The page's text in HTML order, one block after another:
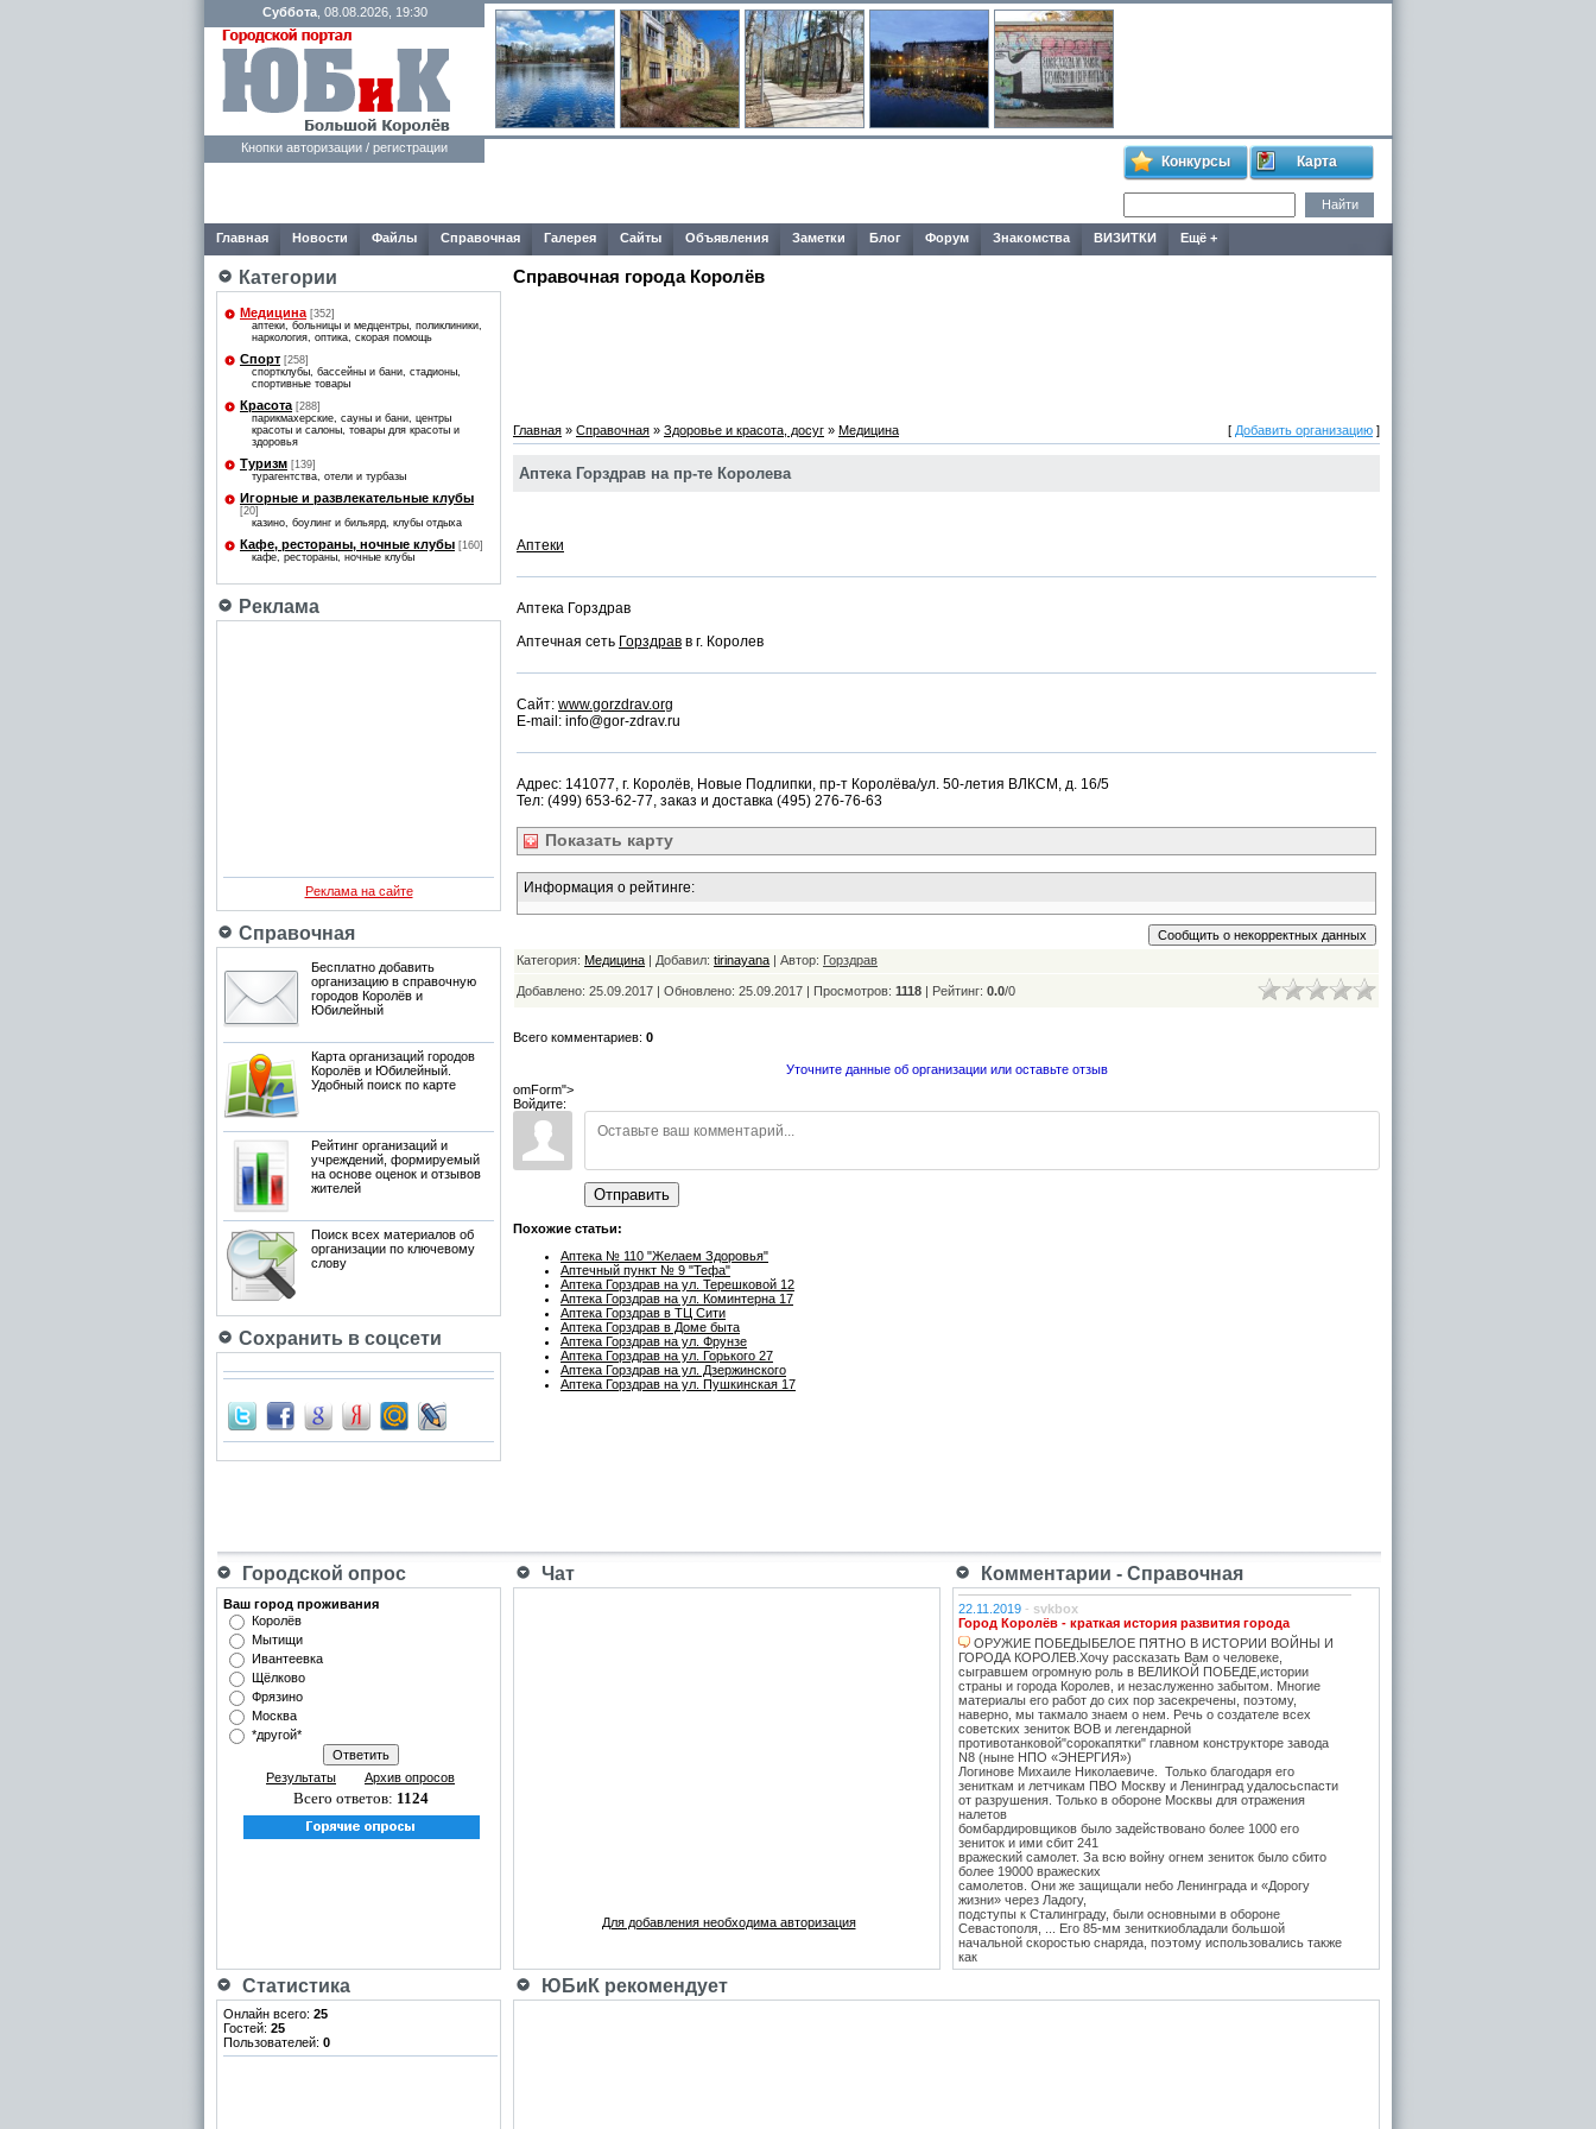
Суббота, 08.08.2026, 19:30
Кнопки авторизации / регистрации
Конкурсы Карта
Главная Новости Файлы Справочная Галерея Сайты Объявления Заметки Блог Форум Знакомства ВИЗИТКИ Ещё +
Категории
Медицина [352]
аптеки, больницы и медцентры, поликлиники,
наркология, оптика, скорая помощь
Спорт [258]
спортклубы, бассейны и бани, стадионы,
спортивные товары
Красота [288]
парикмахерские, сауны и бани, центры
красоты и салоны, товары для красоты и
здоровья
Туризм [139]
турагентства, отели и турбазы
Игорные и развлекательные клубы
[20]
казино, боулинг и бильярд, клубы отдыха
Кафе, рестораны, ночные клубы [160]
кафе, рестораны, ночные клубы
Реклама
Реклама на сайте
Справочная
Бесплатно добавить
организацию в справочную
городов Королёв и
Юбилейный
Карта организаций городов
Королёв и Юбилейный.
Удобный поиск по карте
Рейтинг организаций и
учреждений, формируемый
на основе оценок и отзывов
жителей
Поиск всех материалов об
организации по ключевому
слову
Сохранить в соцсети
Справочная города Королёв
Главная » Справочная » Здоровье и красота, досуг » Медицина [ Добавить организацию ]
Аптека Горздрав на пр-те Королева
Аптеки
Аптека Горздрав
Аптечная сеть Горздрав в г. Королев
Сайт: www.gorzdrav.org
E-mail: info@gor-zdrav.ru
Адрес: 141077, г. Королёв, Новые Подлипки, пр-т Королёва/ул. 50-летия ВЛКСМ, д. 16/5
Тел: (499) 653-62-77, заказ и доставка (495) 276-76-63
Показать карту
Информация о рейтинге:
Категория: Медицина | Добавил: tirinayana | Автор: Горздрав
Добавлено: 25.09.2017 | Обновлено: 25.09.2017 | Просмотров: 1118 | Рейтинг: 0.0/0
Всего комментариев: 0
Уточните данные об организации или оставьте отзыв
omForm">
Войдите:
Отправить
Похожие статьи:
Аптека № 110 "Желаем Здоровья"
Аптечный пункт № 9 "Тефа"
Аптека Горздрав на ул. Терешковой 12
Аптека Горздрав на ул. Коминтерна 17
Аптека Горздрав в ТЦ Сити
Аптека Горздрав в Доме быта
Аптека Горздрав на ул. Фрунзе
Аптека Горздрав на ул. Горького 27
Аптека Горздрав на ул. Дзержинского
Аптека Горздрав на ул. Пушкинская 17
Городской опрос Чат Комментарии - Справочная
Ваш город проживания
Королёв
Мытищи
Ивантеевка
Щёлково
Фрязино
Москва
*другой*
Результаты Архив опросов
Всего ответов: 1124
Для добавления необходима авторизация
22.11.2019 - svkbox
Город Королёв - краткая история развития города
ОРУЖИЕ ПОБЕДЫБЕЛОЕ ПЯТНО В ИСТОРИИ ВОЙНЫ И
ГОРОДА КОРОЛЕВ.Хочу рассказать Вам о человеке,
сыгравшем огромную роль в ВЕЛИКОЙ ПОБЕДЕ,истории
страны и города Королев, и незаслуженно забытом. Многие
материалы его работ до сих пор засекречены, поэтому,
наверно, мы такмало знаем о нем. Речь о создателе всех
советских зениток ВОВ и легендарной
противотанковой"сорокапятки" главном конструкторе завода
N8 (ныне НПО «ЭНЕРГИЯ»)
Логинове Михаиле Николаевиче. Только благодаря его
зениткам и летчикам ПВО Москву и Ленинград удалосьспасти
от разрушения. Только в обороне Москвы для отражения
налетов
бомбардировщиков было задействовано более 1000 его
зениток и ими сбит 241
вражеский самолет. За всю войну огнем зениток было сбито
более 19000 вражеских
самолетов. Они же защищали небо Ленинграда и «Дорогу
жизни» через Ладогу,
подступы к Сталинграду, были основными в обороне
Севастополя, ... Его 85-мм зениткиобладали большой
начальной скоростью снаряда, поэтому использовались также
как
противотанковые, на прямую наводку для борьбы с тяжёлыми
Пантера. С 1943 года после Курской битвы и испытательных
Статистика ЮБиК рекомендует
Онлайн всего: 25
Гостей: 25
Пользователей: 0